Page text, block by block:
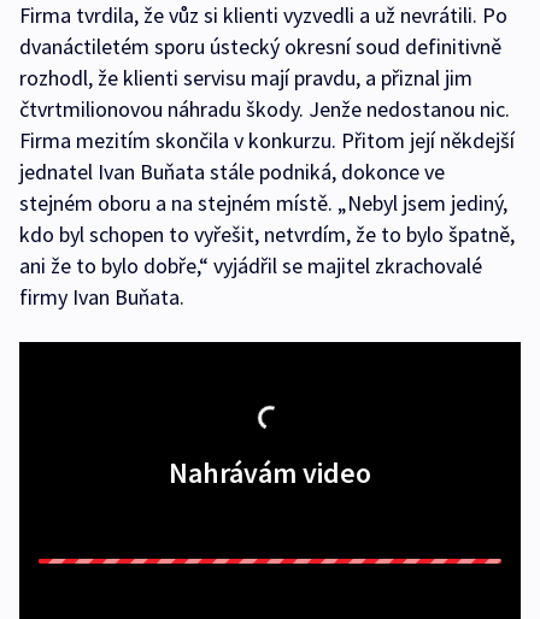
Firma tvrdila, že vůz si klienti vyzvedli a už nevrátili. Po
dvanáctiletém sporu ústecký okresní soud definitivně
rozhodl, že klienti servisu mají pravdu, a přiznal jim
čtvrtmilionovou náhradu škody. Jenže nedostanou nic.
Firma mezitím skončila v konkurzu. Přitom její někdejší
jednatel Ivan Buňata stále podniká, dokonce ve
stejném oboru a na stejném místě. „Nebyl jsem jediný,
kdo byl schopen to vyřešit, netvrdím, že to bylo špatně,
ani že to bylo dobře,“ vyjádřil se majitel zkrachovalé
firmy Ivan Buňata.
Nahrávám video